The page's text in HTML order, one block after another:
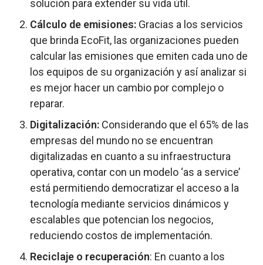
solución para extender su vida útil.
Cálculo de emisiones: Gracias a los servicios
que brinda EcoFit, las organizaciones pueden
calcular las emisiones que emiten cada uno de
los equipos de su organización y así analizar si
es mejor hacer un cambio por complejo o
reparar.
Digitalización: Considerando que el 65% de las
empresas del mundo no se encuentran
digitalizadas en cuanto a su infraestructura
operativa, contar con un modelo ‘as a service’
está permitiendo democratizar el acceso a la
tecnología mediante servicios dinámicos y
escalables que potencian los negocios,
reduciendo costos de implementación.
Reciclaje o recuperación: En cuanto a los